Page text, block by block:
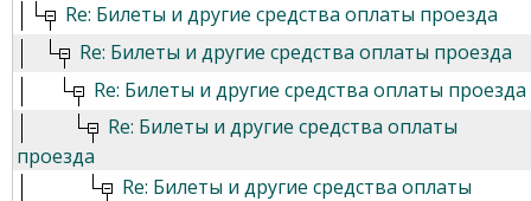
Re: Билеты и другие средства оплаты проезда
Re: Билеты и другие средства оплаты проезда
Re: Билеты и другие средства оплаты проезда
Re: Билеты и другие средства оплаты
проезда
Re: Билеты и другие средства оплаты